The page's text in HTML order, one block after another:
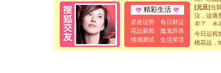
精彩生活
星座运势
每日财运
花边新闻
魔鬼辞典
情感测试
生活笑话
[元旦] 当
泣，这痛
卖了。水
颜！冬
道一声平
今日运程
桃花运，